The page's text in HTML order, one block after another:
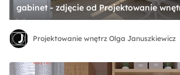
Projektowanie wnętrz Olga Januszkiewicz